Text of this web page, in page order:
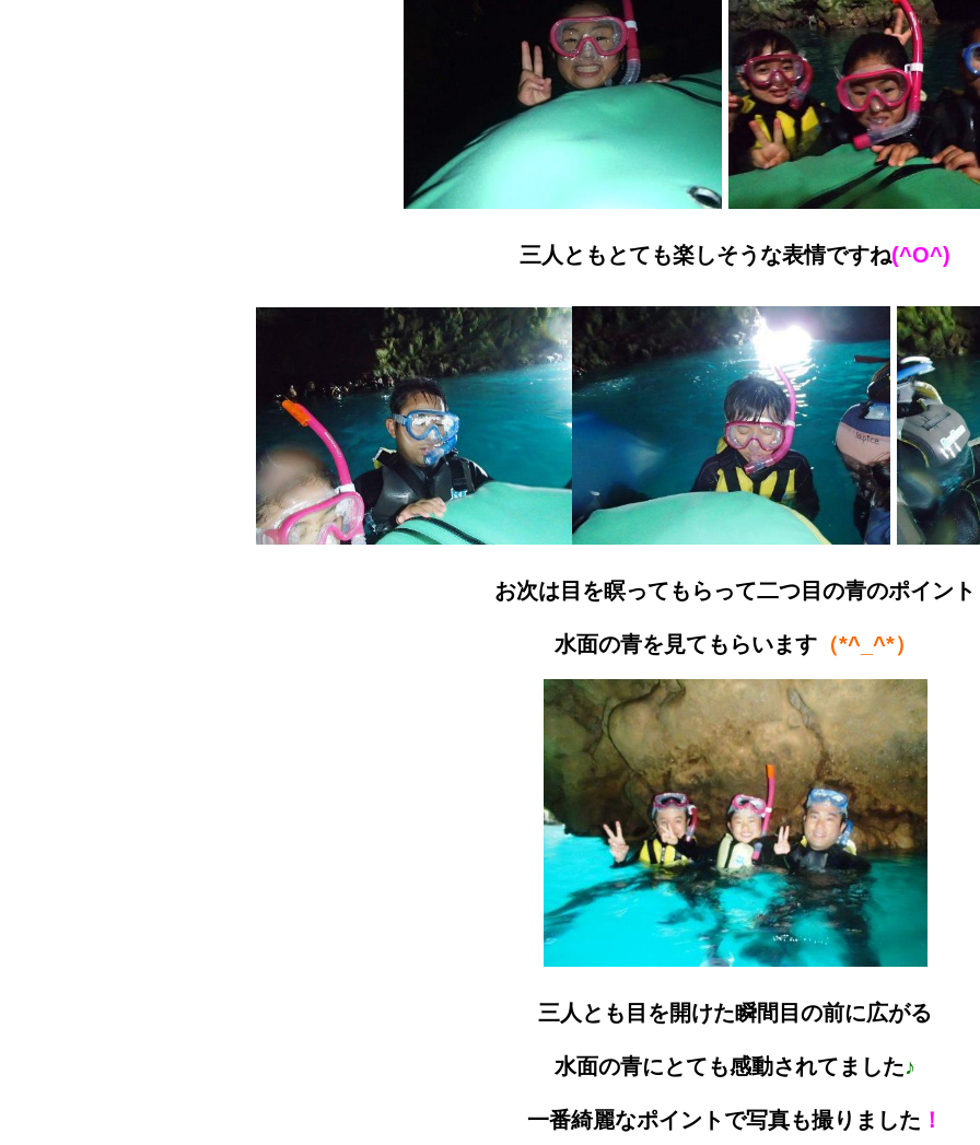
三人ともとても楽しそうな表情ですね(^O^)
お次は目を瞑ってもらって二つ目の青のポイント
水面の青を見てもらいます（*^_^*）
三人とも目を開けた瞬間目の前に広がる
水面の青にとても感動されてました♪
一番綺麗なポイントで写真も撮りました ！